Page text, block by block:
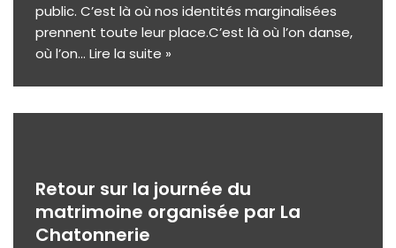
public. C’est là où nos identités marginalisées
prennent toute leur place.C’est là où l’on danse,
où l’on… Lire la suite »
Retour sur la journée du
matrimoine organisée par La
Chatonnerie